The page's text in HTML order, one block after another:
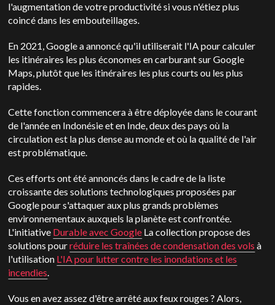
l'augmentation de votre productivité si vous n'étiez plus
coincé dans les embouteillages.
En 2021, Google a annoncé qu'il utiliserait l'IA pour calculer
les itinéraires les plus économes en carburant sur Google
Maps, plutôt que les itinéraires les plus courts ou les plus
rapides.
Cette fonction commencera à être déployée dans le courant
de l'année en Indonésie et en Inde, deux des pays où la
circulation est la plus dense au monde et où la qualité de l'air
est problématique.
Ces efforts ont été annoncés dans le cadre de la liste
croissante des solutions technologiques proposées par
Google pour s'attaquer aux plus grands problèmes
environnementaux auxquels la planète est confrontée.
L'initiative Durable avec Google La collection propose des
solutions pourréduire les traînées de condensation des vols à
l'utilisation L'IA pour lutter contre les inondations et les
incendies.
Vous en avez assez d'être arrêté aux feux rouges ? Alors,